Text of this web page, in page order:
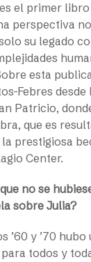
el primer
perspectiva
su legado
esta
Febres
Patricio,
que es
la prestigiosa
Center.
no se
sobre Julia?
’60 y ’70
todos y